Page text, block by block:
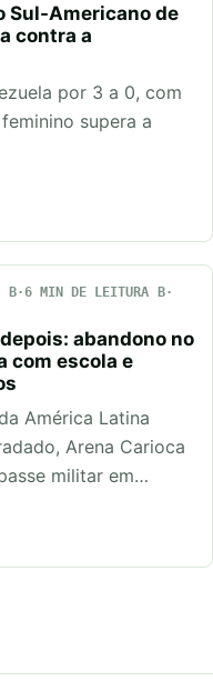
Sul-Americano de
contra a
por 3 a 0, com
supera a
6 MIN DE LEITURA
abandono no
com escola e
América Latina
Arena Carioca
militar em…